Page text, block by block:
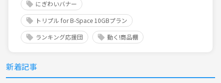
にぎわいバナー
トリプル for B-Space 10GBプラン
ランキング応援団
動く!商品棚
新着記事